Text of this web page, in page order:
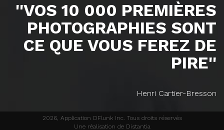
''VOS 10 000 PREMIÈRES
PHOTOGRAPHIES SONT
CE QUE VOUS FEREZ DE
PIRE''
Henri Cartier-Bresson
2026, Application DFlunk Inc. Tous droits réservés
Une réalisation de Distantia